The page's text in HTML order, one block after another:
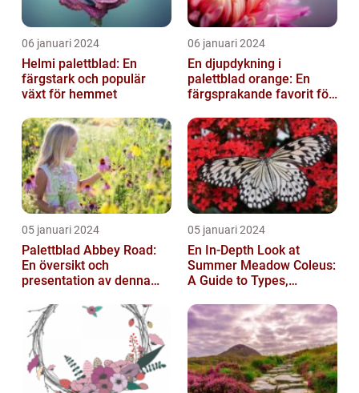
06 januari 2024
Helmi palettblad: En
färgstark och populär
växt för hemmet
06 januari 2024
En djupdykning i
palettblad orange: En
färgsprakande favorit för
05 januari 2024
Palettblad Abbey Road:
En översikt och
presentation av denna
05 januari 2024
En In-Depth Look at
Summer Meadow Coleus:
A Guide to Types,
Historical Signific...